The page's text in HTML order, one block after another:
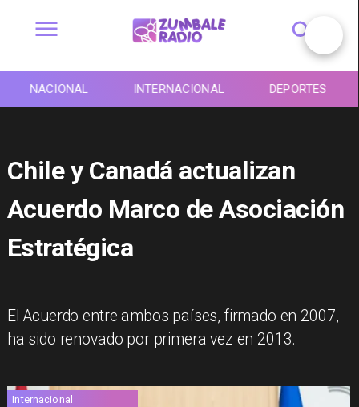
NACIONAL INTERNACIONAL DEPORTES
Chile y Canadá actualizan
Acuerdo Marco de Asociación
Estratégica
El Acuerdo entre ambos países, firmado en 2007,
ha sido renovado por primera vez en 2013.
Internacional